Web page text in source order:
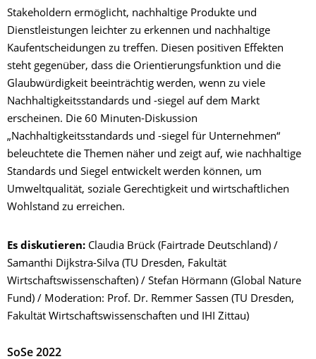
Stakeholdern ermöglicht, nachhaltige Produkte und
Dienstleistungen leichter zu erkennen und nachhaltige
Kaufentscheidungen zu treffen. Diesen positiven Effekten
steht gegenüber, dass die Orientierungsfunktion und die
Glaubwürdigkeit beeinträchtig werden, wenn zu viele
Nachhaltigkeitsstandards und -siegel auf dem Markt
erscheinen. Die 60 Minuten-Diskussion
„Nachhaltigkeitsstandards und -siegel für Unternehmen“
beleuchtete die Themen näher und zeigt auf, wie nachhaltige
Standards und Siegel entwickelt werden können, um
Umweltqualität, soziale Gerechtigkeit und wirtschaftlichen
Wohlstand zu erreichen.
Es diskutieren: Claudia Brück (Fairtrade Deutschland) /
Samanthi Dijkstra-Silva (TU Dresden, Fakultät
Wirtschaftswissenschaften) / Stefan Hörmann (Global Nature
Fund) / Moderation: Prof. Dr. Remmer Sassen (TU Dresden,
Fakultät Wirtschaftswissenschaften und IHI Zittau)
SoSe 2022